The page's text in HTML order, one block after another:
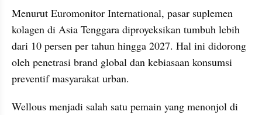
Menurut Euromonitor International, pasar suplemen
kolagen di Asia Tenggara diproyeksikan tumbuh lebih
dari 10 persen per tahun hingga 2027. Hal ini didorong
oleh penetrasi brand global dan kebiasaan konsumsi
preventif masyarakat urban.
Wellous menjadi salah satu pemain yang menonjol di